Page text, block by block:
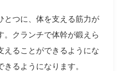
とつに、体を支える筋力が
。クランチで体幹が鍛えら
えることができるようにな
るようになります。